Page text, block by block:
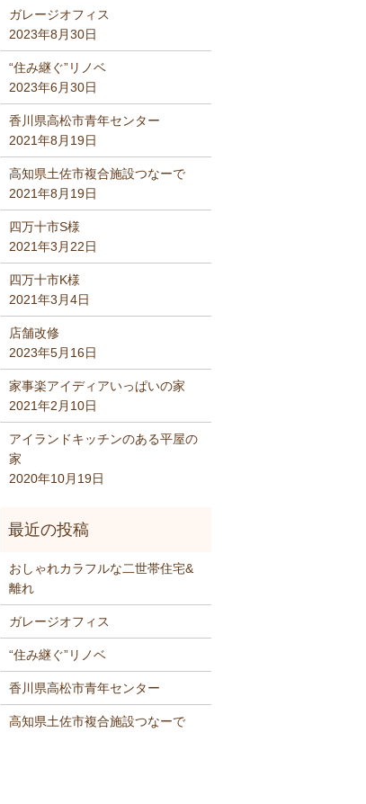
ガレージオフィス
2023年8月30日
“住み継ぐ”リノベ
2023年6月30日
香川県高松市青年センター
2021年8月19日
高知県土佐市複合施設つなーで
2021年8月19日
四万十市S様
2021年3月22日
四万十市K様
2021年3月4日
店舗改修
2023年5月16日
家事楽アイディアいっぱいの家
2021年2月10日
アイランドキッチンのある平屋の
家
2020年10月19日
おしゃれカラフルな二世帯住宅&
離れ
ガレージオフィス
“住み継ぐ”リノベ
香川県高松市青年センター
高知県土佐市複合施設つなーで